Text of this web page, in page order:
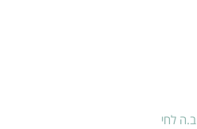
ב.ה לחי